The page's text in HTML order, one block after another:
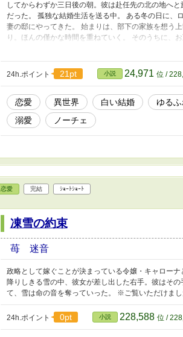
してからわずか三日後の朝。彼は赴任先の北の地へ
だった。 孤独な結婚生活を送る中。 ある冬の日に、
妻の邸にやってきた。 始まりは、部下の家族を想う
り。ほんの僅かな時間を重ねていく。 そのうちに、
ず語ることはなかった。 それから一年ほどたった冬
く。 そこには彼の想いが書かれてあった。 月日は流
意と想いを胸に、北へ向かう汽車に乗った。 ※微さ
世・産業革命初頭を基にした架空世界だと思ってい
24h.ポイント 21pt 小説 24,971 位 /
恋愛 異世界 白い結婚 ゆる
溺愛
ノーチェ
恋愛 完結 ｼｮｰﾄｼｮｰﾄ
凍雪の約束
苺 迷音
政略として嫁ぐことが決まっている令嬢・キャロー
降りしきる雪の中、彼女が差し出した右手。彼はそ
て、雪は命の音を奪っていった。 ※ご覧いただけま
24h.ポイント 0pt 小説 228,588 位 /